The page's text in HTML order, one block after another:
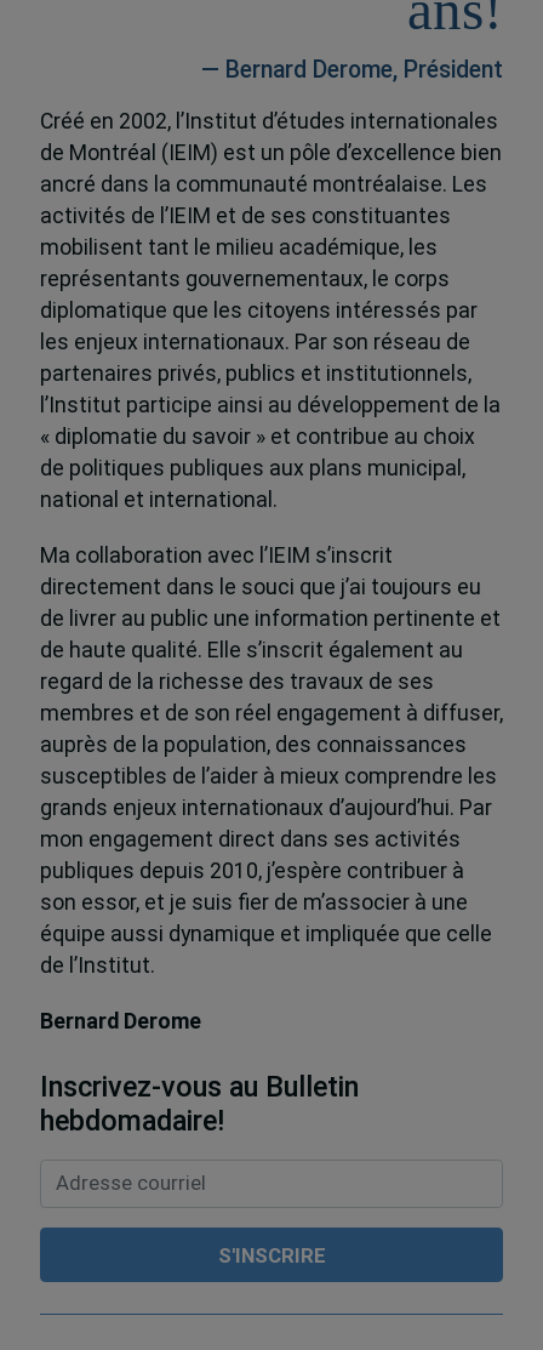
— Bernard Derome, Président
Créé en 2002, l’Institut d’études internationales
de Montréal (IEIM) est un pôle d’excellence bien
ancré dans la communauté montréalaise. Les
activités de l’IEIM et de ses constituantes
mobilisent tant le milieu académique, les
représentants gouvernementaux, le corps
diplomatique que les citoyens intéressés par
les enjeux internationaux. Par son réseau de
partenaires privés, publics et institutionnels,
l’Institut participe ainsi au développement de la
« diplomatie du savoir » et contribue au choix
de politiques publiques aux plans municipal,
national et international.
Ma collaboration avec l’IEIM s’inscrit
directement dans le souci que j’ai toujours eu
de livrer au public une information pertinente et
de haute qualité. Elle s’inscrit également au
regard de la richesse des travaux de ses
membres et de son réel engagement à diffuser,
auprès de la population, des connaissances
susceptibles de l’aider à mieux comprendre les
grands enjeux internationaux d’aujourd’hui. Par
mon engagement direct dans ses activités
publiques depuis 2010, j’espère contribuer à
son essor, et je suis fier de m’associer à une
équipe aussi dynamique et impliquée que celle
de l’Institut.
Bernard Derome
Inscrivez-vous au Bulletin
hebdomadaire!